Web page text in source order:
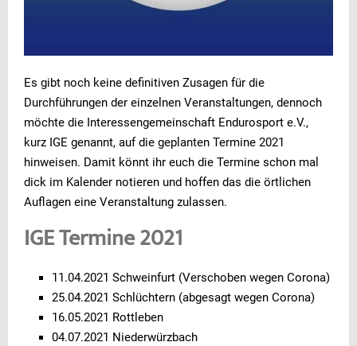
Es gibt noch keine definitiven Zusagen für die
Durchführungen der einzelnen Veranstaltungen, dennoch
möchte die Interessengemeinschaft Endurosport e.V.,
kurz IGE genannt, auf die geplanten Termine 2021
hinweisen. Damit könnt ihr euch die Termine schon mal
dick im Kalender notieren und hoffen das die örtlichen
Auflagen eine Veranstaltung zulassen.
IGE Termine 2021
11.04.2021 Schweinfurt (Verschoben wegen Corona)
25.04.2021 Schlüchtern (abgesagt wegen Corona)
16.05.2021 Rottleben
04.07.2021 Niederwürzbach